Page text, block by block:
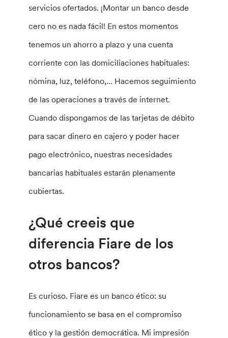
servicios ofertados. ¡Montar un banco desde
cero no es nada fácil! En estos momentos
tenemos un ahorro a plazo y una cuenta
corriente con las domiciliaciones habituales:
nómina, luz, teléfono,… Hacemos seguimiento
de las operaciones a través de internet.
Cuando dispongamos de las tarjetas de débito
para sacar dinero en cajero y poder hacer
pago electrónico, nuestras necesidades
bancarias habituales estarán plenamente
cubiertas.
¿Qué creeis que
diferencia Fiare de los
otros bancos?
Es curioso. Fiare es un banco ético: su
funcionamiento se basa en el compromiso
ético y la gestión democrática. Mi impresión